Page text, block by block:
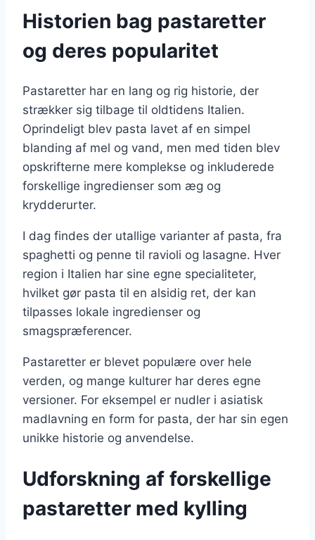
Historien bag pastaretter
og deres popularitet
Pastaretter har en lang og rig historie, der
strækker sig tilbage til oldtidens Italien.
Oprindeligt blev pasta lavet af en simpel
blanding af mel og vand, men med tiden blev
opskrifterne mere komplekse og inkluderede
forskellige ingredienser som æg og
krydderurter.
I dag findes der utallige varianter af pasta, fra
spaghetti og penne til ravioli og lasagne. Hver
region i Italien har sine egne specialiteter,
hvilket gør pasta til en alsidig ret, der kan
tilpasses lokale ingredienser og
smagspræferencer.
Pastaretter er blevet populære over hele
verden, og mange kulturer har deres egne
versioner. For eksempel er nudler i asiatisk
madlavning en form for pasta, der har sin egen
unikke historie og anvendelse.
Udforskning af forskellige
pastaretter med kylling